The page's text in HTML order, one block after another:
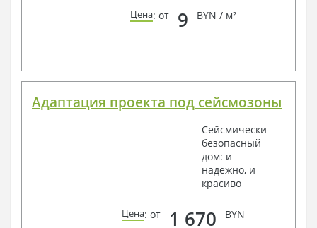
Цена: от 9 BYN / м²
Адаптация проекта под сейсмозоны
Сейсмически
безопасный
дом: и
надежно, и
красиво
Цена: от 1 670 BYN